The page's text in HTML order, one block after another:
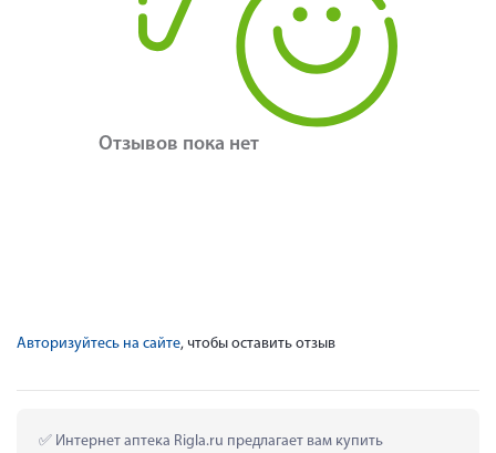
Отзывов пока нет
Авторизуйтесь на сайте, чтобы оставить отзыв
Интернет аптека Rigla.ru предлагает вам купить